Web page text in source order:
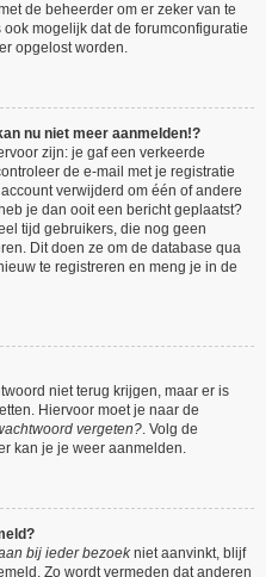
de beheerder om er zeker van te
mogelijk dat de forumconfiguratie
opgelost worden.
nu niet meer aanmelden!?
zijn: je gaf een verkeerde
de e-mail met je registratie
verwijderd om één of andere
je dan ooit een bericht geplaatst?
tijd gebruikers, die nog geen
Dit doen ze om de database qua
te registreren en meng je in de
niet terug krijgen, maar er is
Hiervoor moet je naar de
vergeten?. Volg de
kan je je weer aanmelden.
bij ieder bezoekniet aanvinkt, blijf
Zo wordt vermeden dat anderen